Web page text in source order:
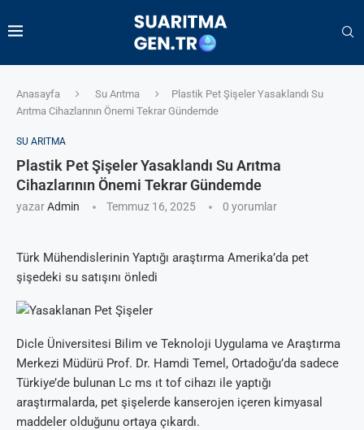
Anasayfa Su Arıtma
Plastik Pet Şişeler Yasaklandı Su
Arıtma Cihazlarının Önemi Tekrar Gündemde
SU ARITMA
Plastik Pet Şişeler Yasaklandı Su Arıtma
Cihazlarının Önemi Tekrar Gündemde
yazarAdmin Temmuz 16, 2025 0 yorumlar
Türk Mühendislerinin Yaptığı araştırma Amerika’da pet
şişedeki su satışını önledi
Dicle Üniversitesi Bilim ve Teknoloji Uygulama ve Araştırma
Merkezi Müdürü Prof. Dr. Hamdi Temel, Ortadoğu’da sadece
Türkiye’de bulunan Lc ms ıt tof cihazı ile yaptığı
araştırmalarda, pet şişelerde kanserojen içeren kimyasal
maddeler olduğunu ortaya çıkardı.